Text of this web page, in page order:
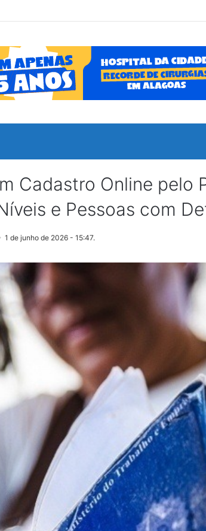
Cadastro Online pelo
e Pessoas com
1 de junho de 2026 - 15:47.